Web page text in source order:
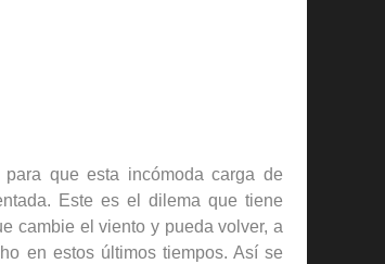
que esta incómoda carga de
Este es el dilema que tiene
cambie el viento y pueda volver, a
en estos últimos tiempos. Así se